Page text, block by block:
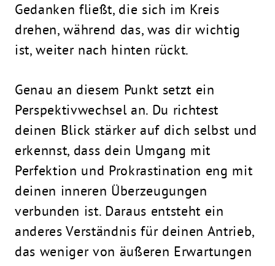
Gedanken fließt, die sich im Kreis
drehen, während das, was dir wichtig
ist, weiter nach hinten rückt.
Genau an diesem Punkt setzt ein
Perspektivwechsel an. Du richtest
deinen Blick stärker auf dich selbst und
erkennst, dass dein Umgang mit
Perfektion und Prokrastination eng mit
deinen inneren Überzeugungen
verbunden ist. Daraus entsteht ein
anderes Verständnis für deinen Antrieb,
das weniger von äußeren Erwartungen